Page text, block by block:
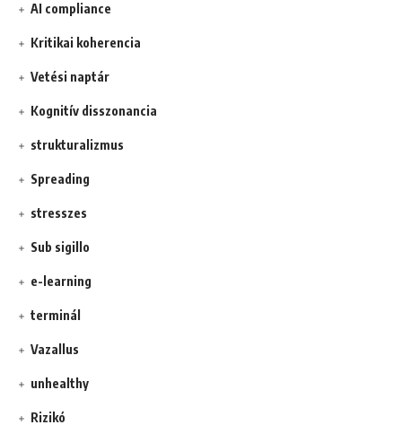
AI compliance
Kritikai koherencia
Vetési naptár
Kognitív disszonancia
strukturalizmus
Spreading
stresszes
Sub sigillo
e-learning
terminál
Vazallus
unhealthy
Rizikó